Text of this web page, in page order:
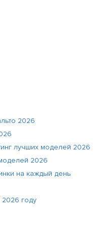
2026
лучших моделей 2026
2026
на каждый день
году